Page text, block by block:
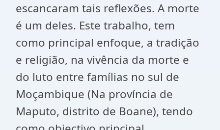
escancaram tais reflexões. A morte
é um deles. Este trabalho, tem
como principal enfoque, a tradição
e religião, na vivência da morte e
do luto entre famílias no sul de
Moçambique (Na província de
Maputo, distrito de Boane), tendo